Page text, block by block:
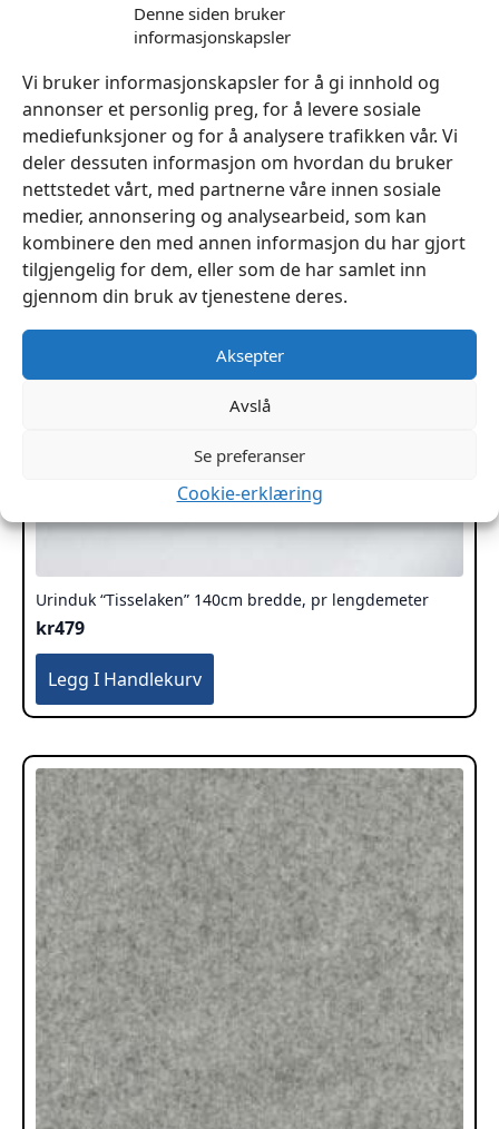
Denne siden bruker
informasjonskapsler
Vi bruker informasjonskapsler for å gi innhold og
annonser et personlig preg, for å levere sosiale
mediefunksjoner og for å analysere trafikken vår. Vi
deler dessuten informasjon om hvordan du bruker
nettstedet vårt, med partnerne våre innen sosiale
medier, annonsering og analysearbeid, som kan
kombinere den med annen informasjon du har gjort
tilgjengelig for dem, eller som de har samlet inn
gjennom din bruk av tjenestene deres.
Aksepter
Avslå
Se preferanser
Cookie-erklæring
Urinduk “Tisselaken” 140cm bredde, pr lengdemeter
kr479
Legg I Handlekurv